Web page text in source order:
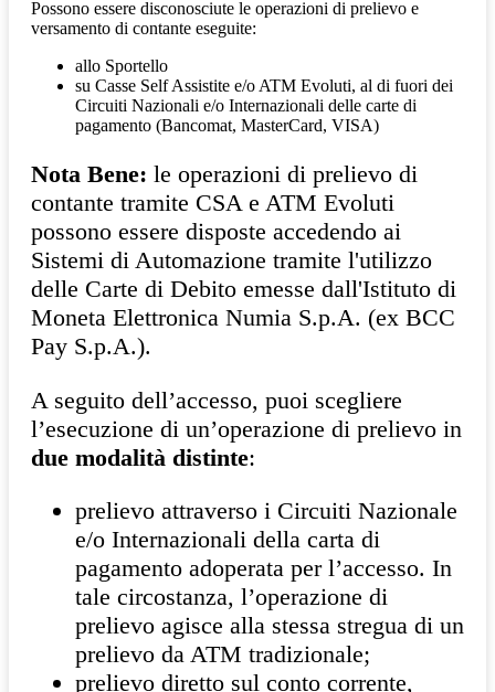
Possono essere disconosciute le operazioni di prelievo e
versamento di contante eseguite:
allo Sportello
su Casse Self Assistite e/o ATM Evoluti, al di fuori dei
Circuiti Nazionali e/o Internazionali delle carte di
pagamento (Bancomat, MasterCard, VISA)
Nota Bene: le operazioni di prelievo di
contante tramite CSA e ATM Evoluti
possono essere disposte accedendo ai
Sistemi di Automazione tramite l'utilizzo
delle Carte di Debito emesse dall'Istituto di
Moneta Elettronica Numia S.p.A. (ex BCC
Pay S.p.A.).
A seguito dell’accesso, puoi scegliere
l’esecuzione di un’operazione di prelievo in
due modalità distinte:
prelievo attraverso i Circuiti Nazionale
e/o Internazionali della carta di
pagamento adoperata per l’accesso. In
tale circostanza, l’operazione di
prelievo agisce alla stessa stregua di un
prelievo da ATM tradizionale;
prelievo diretto sul conto corrente,